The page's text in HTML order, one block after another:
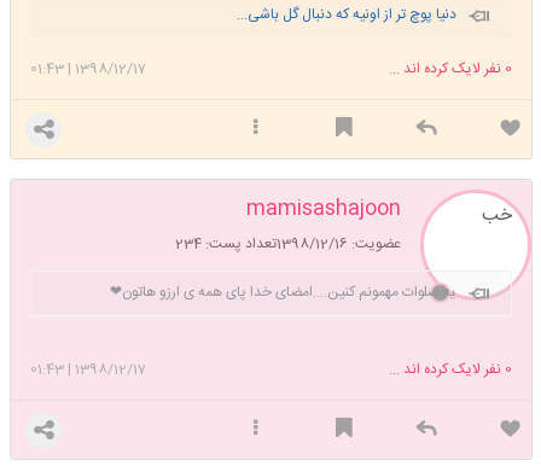
دنیا پوچ تر از اونیه که دنبال گل باشی...
1398/12/17
|
01:43 0 نفر لایک کرده اند ...
mamisashajoon
عضویت: 1398/12/16 تعداد پست: 234
خب
یه صلوات مهمونم کنین....امضای خدا پای همه ی ارزو هاتون❤
1398/12/17
|
01:43 0 نفر لایک کرده اند ...